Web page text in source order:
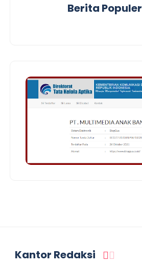
Berita Populer
Kantor Redaksi